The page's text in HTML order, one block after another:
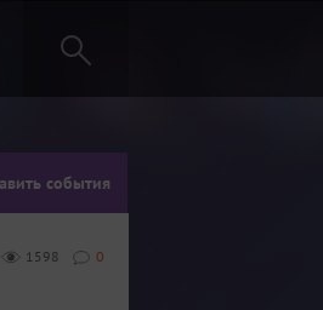
события
0
1598